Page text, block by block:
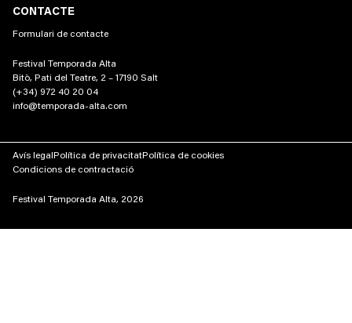
CONTACTE
Formulari de contacte
Festival Temporada Alta
Bitò, Pati del Teatre, 2 – 17190 Salt
(+34) 972 40 20 04
info@temporada-alta.com
Avís legal Política de privacitatPolítica de cookies
Condicions de contractació
Festival Temporada Alta, 2026